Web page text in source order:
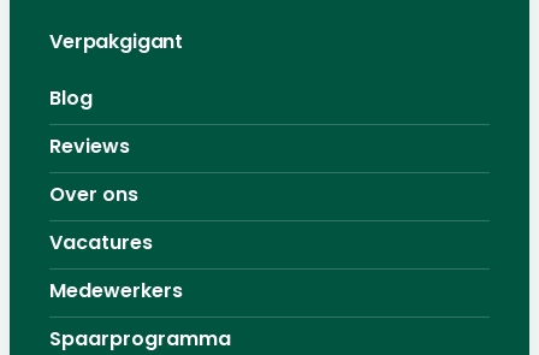
Verpakgigant
Blog
Reviews
Over ons
Vacatures
Medewerkers
Spaarprogramma